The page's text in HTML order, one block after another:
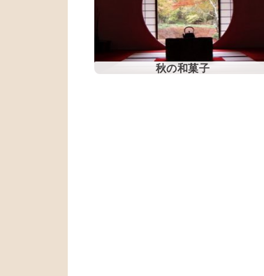
秋の和菓子